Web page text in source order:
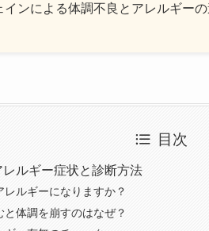
インによる体調不良とアレルギー
目次
ルギー症状と診断方法
レルギーになりますか？
と体調を崩すのはなぜ？